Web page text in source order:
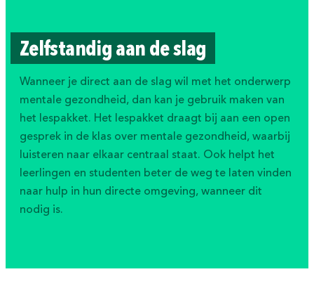
Zelfstandigaandeslag
Wanneer je direct aan de slag wil met het onderwerp
mentale gezondheid, dan kan je gebruik maken van
het lespakket. Het lespakket draagt bij aan een open
gesprek in de klas over mentale gezondheid, waarbij
luisteren naar elkaar centraal staat. Ook helpt het
leerlingen en studenten beter de weg te laten vinden
naar hulp in hun directe omgeving, wanneer dit
nodig is.